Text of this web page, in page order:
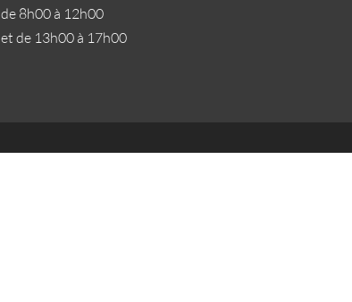
de 8h00 à 12h00
et de 13h00 à 17h00